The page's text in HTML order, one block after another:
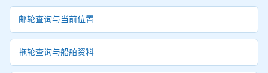
邮轮查询与当前位置
拖轮查询与船舶资料